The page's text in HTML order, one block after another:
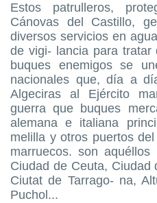
Estos patrulleros,
Cánovas del Castillo,
diversos servicios en
de vigi- lancia para
buques enemigos se
nacionales que, día a
Algeciras al Ejército
guerra que buques
alemana e italiana
melilla y otros puertos
marruecos. son
Ciudad de Ceuta, Ciudad
Ciutat de Tarrago- na,
Puchol...